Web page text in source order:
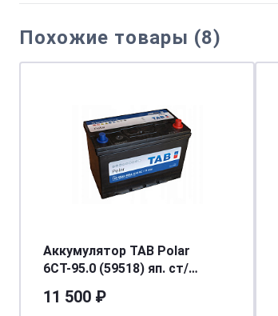
Похожие товары (8)
Аккумулятор TAB Polar
6СТ-95.0 (59518) яп. ст/
11 500 ₽